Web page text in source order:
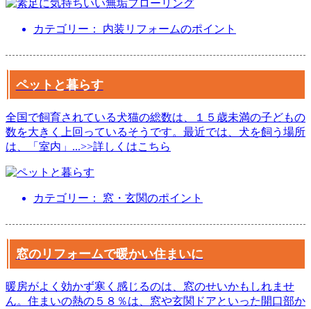
カテゴリー： 内装リフォームのポイント
ペットと暮らす
全国で飼育されている犬猫の総数は、１５歳未満の子どもの
数を大きく上回っているそうです。最近では、犬を飼う場所
は、「室内」 ...>>詳しくはこちら
カテゴリー： 窓・玄関のポイント
窓のリフォームで暖かい住まいに
暖房がよく効かず寒く感じるのは、窓のせいかもしれませ
ん。住まいの熱の５８％は、窓や玄関ドアといった開口部か